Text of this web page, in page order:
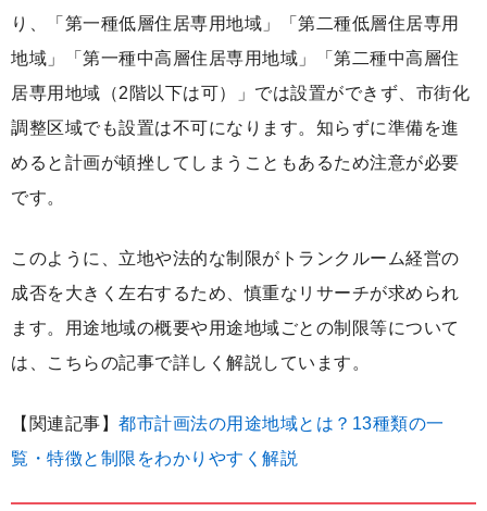
り、「第一種低層住居専用地域」「第二種低層住居専用
地域」「第一種中高層住居専用地域」「第二種中高層住
居専用地域（2階以下は可）」では設置ができず、市街化
調整区域でも設置は不可になります。知らずに準備を進
めると計画が頓挫してしまうこともあるため注意が必要
です。
このように、立地や法的な制限がトランクルーム経営の
成否を大きく左右するため、慎重なリサーチが求められ
ます。用途地域の概要や用途地域ごとの制限等について
は、こちらの記事で詳しく解説しています。
【関連記事】 都市計画法の用途地域とは？13種類の一
覧・特徴と制限をわかりやすく解説